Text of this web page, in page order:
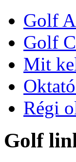
Golf
Golf
Mit
Régi
Golf